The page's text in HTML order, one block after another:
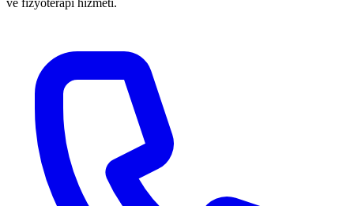
ve fizyoterapi hizmeti.